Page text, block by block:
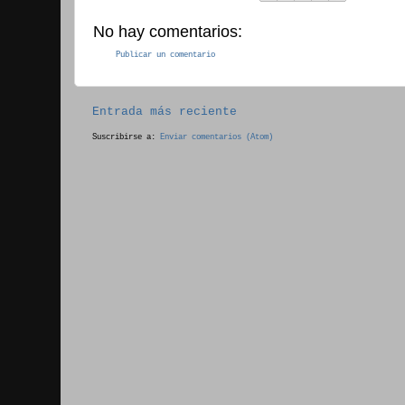
No hay comentarios:
Publicar un comentario
Entrada más reciente
Suscribirse a: Enviar comentarios (Atom)